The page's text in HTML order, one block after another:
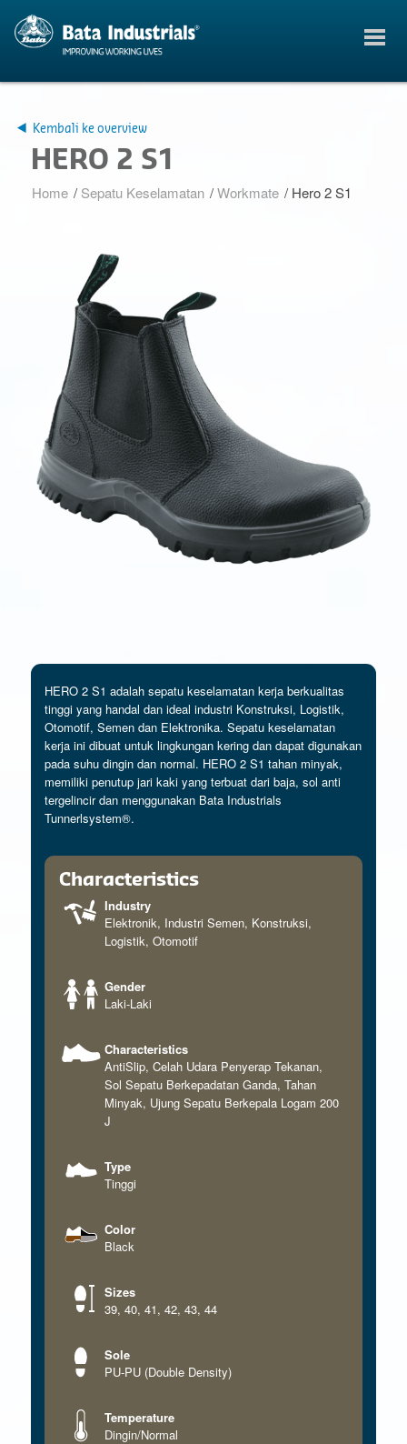
Kembali ke overview
HERO 2 S1
Home / Sepatu Keselamatan / Workmate / Hero 2 S1
HERO 2 S1 adalah sepatu keselamatan kerja berkualitas
tinggi yang handal dan ideal industri Konstruksi, Logistik,
Otomotif, Semen dan Elektronika. Sepatu keselamatan
kerja ini dibuat untuk lingkungan kering dan dapat digunakan
pada suhu dingin dan normal. HERO 2 S1 tahan minyak,
memiliki penutup jari kaki yang terbuat dari baja, sol anti
tergelincir dan menggunakan Bata Industrials
Tunnerlsystem®.
Characteristics
Industry
Elektronik, Industri Semen, Konstruksi,
Logistik, Otomotif
Gender
Laki-Laki
Characteristics
AntiSlip, Celah Udara Penyerap Tekanan,
Sol Sepatu Berkepadatan Ganda, Tahan
Minyak, Ujung Sepatu Berkepala Logam 200
J
Type
Tinggi
Color
Black
Sizes
39, 40, 41, 42, 43, 44
Sole
PU-PU (Double Density)
Temperature
Dingin/Normal